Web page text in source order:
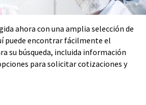
ahora con una amplia selección de
puede encontrar fácilmente el
su búsqueda, incluida información
para solicitar cotizaciones y